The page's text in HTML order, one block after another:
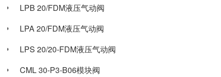
LPB 20/FDM液压气动阀
LPA 20/FDM液压气动阀
LPS 20/20-FDM液压气动阀
CML 30-P3-B06模块阀